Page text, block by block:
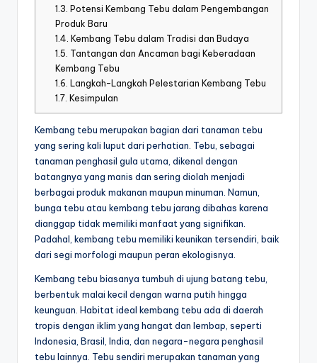
1.3. Potensi Kembang Tebu dalam Pengembangan
Produk Baru
1.4. Kembang Tebu dalam Tradisi dan Budaya
1.5. Tantangan dan Ancaman bagi Keberadaan
Kembang Tebu
1.6. Langkah-Langkah Pelestarian Kembang Tebu
1.7. Kesimpulan
Kembang tebu merupakan bagian dari tanaman tebu
yang sering kali luput dari perhatian. Tebu, sebagai
tanaman penghasil gula utama, dikenal dengan
batangnya yang manis dan sering diolah menjadi
berbagai produk makanan maupun minuman. Namun,
bunga tebu atau kembang tebu jarang dibahas karena
dianggap tidak memiliki manfaat yang signifikan.
Padahal, kembang tebu memiliki keunikan tersendiri, baik
dari segi morfologi maupun peran ekologisnya.
Kembang tebu biasanya tumbuh di ujung batang tebu,
berbentuk malai kecil dengan warna putih hingga
keunguan. Habitat ideal kembang tebu ada di daerah
tropis dengan iklim yang hangat dan lembap, seperti
Indonesia, Brasil, India, dan negara-negara penghasil
tebu lainnya. Tebu sendiri merupakan tanaman yang